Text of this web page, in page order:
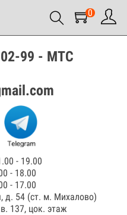
0
99 - МТС
- 19.00
- 18.00
- 17.00
д. 54 (ст. м. Михалово)
137, цок. этаж